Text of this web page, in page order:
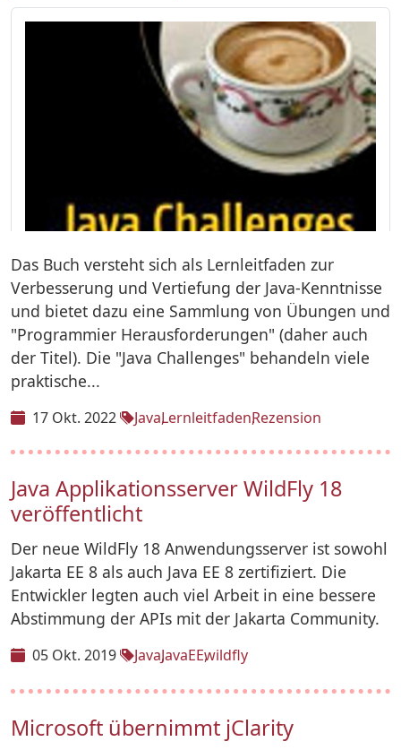
Das Buch versteht sich als Lernleitfaden zur
Verbesserung und Vertiefung der Java-Kenntnisse
und bietet dazu eine Sammlung von Übungen und
"Programmier Herausforderungen" (daher auch
der Titel). Die "Java Challenges" behandeln viele
praktische...
17 Okt. 2022 JavaLernleitfadenRezension
Java Applikationsserver WildFly 18
veröffentlicht
Der neue WildFly 18 Anwendungsserver ist sowohl
Jakarta EE 8 als auch Java EE 8 zertifiziert. Die
Entwickler legten auch viel Arbeit in eine bessere
Abstimmung der APIs mit der Jakarta Community.
05 Okt. 2019 JavaJavaEEwildfly
Microsoft übernimmt jClarity